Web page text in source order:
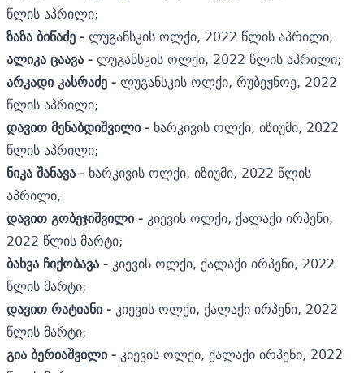
წლის აპრილი;
ზაზა ბიწაძე -ლუგანსკის ოლქი, 2022 წლის აპრილი;
ალიკა ცაავა -ლუგანსკის ოლქი, 2022 წლის აპრილი;
არკადი კასრაძე -ლუგანსკის ოლქი, რუბეჟნოე, 2022
წლის აპრილი;
დავით მენაბდიშვილი - ხარკივის ოლქი, იზიუმი, 2022
წლის აპრილი;
ნიკა შანავა - ხარკივის ოლქი, იზიუმი, 2022 წლის
აპრილი;
დავით გობეჯიშვილი -კიევის ოლქი, ქალაქი ირპენი,
2022 წლის მარტი;
ბახვა ჩიქობავა -კიევის ოლქი, ქალაქი ირპენი, 2022
წლის მარტი;
დავით რატიანი -კიევის ოლქი, ქალაქი ირპენი, 2022
წლის მარტი;
გია ბერიაშვილი -კიევის ოლქი, ქალაქი ირპენი, 2022